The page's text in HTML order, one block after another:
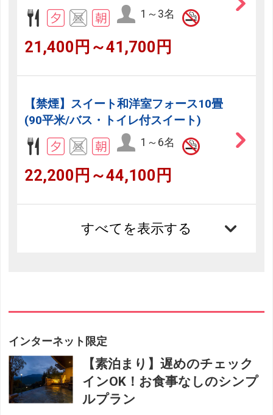
1～3名
21,400円～41,700円
【禁煙】スイート和洋室フォース10畳
(90平米/バス・トイレ付スイート)
1～6名
22,200円～44,100円
すべてを表示する
インターネット限定
【素泊まり】遅めのチェック
インOK！お食事なしのシンプ
ルプラン